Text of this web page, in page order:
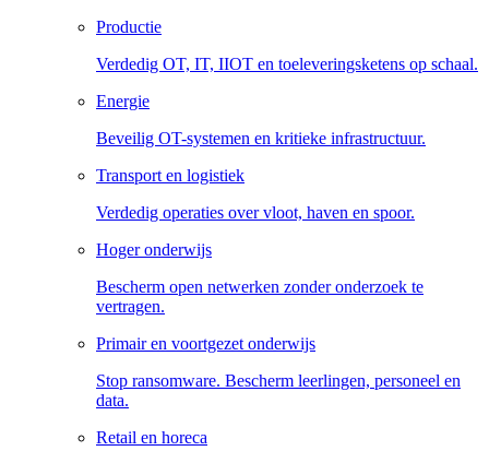
Productie
Verdedig OT, IT, IIOT en toeleveringsketens op schaal.
Energie
Beveilig OT-systemen en kritieke infrastructuur.
Transport en logistiek
Verdedig operaties over vloot, haven en spoor.
Hoger onderwijs
Bescherm open netwerken zonder onderzoek te
vertragen.
Primair en voortgezet onderwijs
Stop ransomware. Bescherm leerlingen, personeel en
data.
Retail en horeca